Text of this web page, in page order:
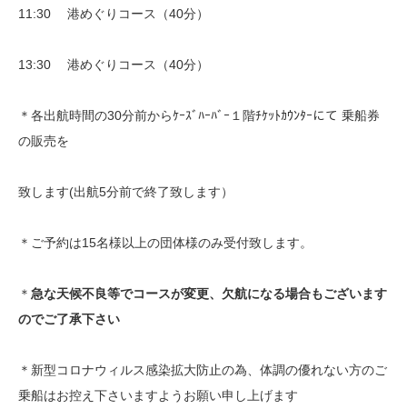
11:30 港めぐりコース（40分）
13:30 港めぐりコース（40分）
＊各出航時間の30分前からｹｰｽﾞﾊｰﾊﾞｰ１階ﾁｹｯﾄｶｳﾝﾀｰにて 乗船券
の販売を
致します(出航5分前で終了致します）
＊ご予約は15名様以上の団体様のみ受付致します。
＊ 急な天候不良等でコースが変更、欠航になる場合もございます
のでご了承下さい
＊新型コロナウィルス感染拡大防止の為、体調の優れない方のご
乗船はお控え下さいますようお願い申し上げます